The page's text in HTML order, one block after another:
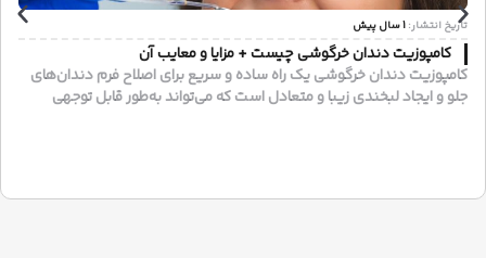
تاریخ انتشار:1 سال پیش
کامپوزیت دندان خرگوشی چیست + مزایا و معایب آن
کامپوزیت دندان خرگوشی یک راه ساده و سریع برای اصلاح فرم دندان‌های
جلو و ایجاد لبخندی زیبا و متعادل است که می‌تواند به‌طور قابل توجهی